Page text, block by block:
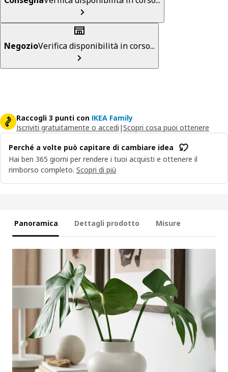
NegozioVerifica disponibilità in corso...
Raccogli 3 punti con IKEA Family
Iscriviti gratuitamente o accedi |Scopri cosa puoi ottenere
Perché a volte può capitare di cambiare idea
Hai ben 365 giorni per rendere i tuoi acquisti e ottenere il
rimborso completo. Scopri di più
Panoramica Dettagli prodotto Misure